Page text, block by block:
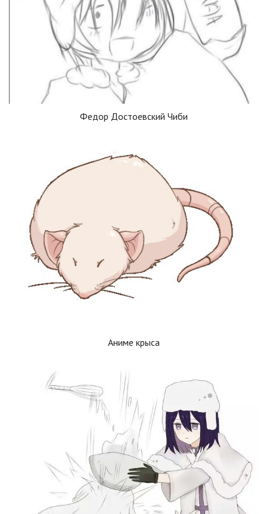
Федор Достоевский Чиби
Аниме крыса